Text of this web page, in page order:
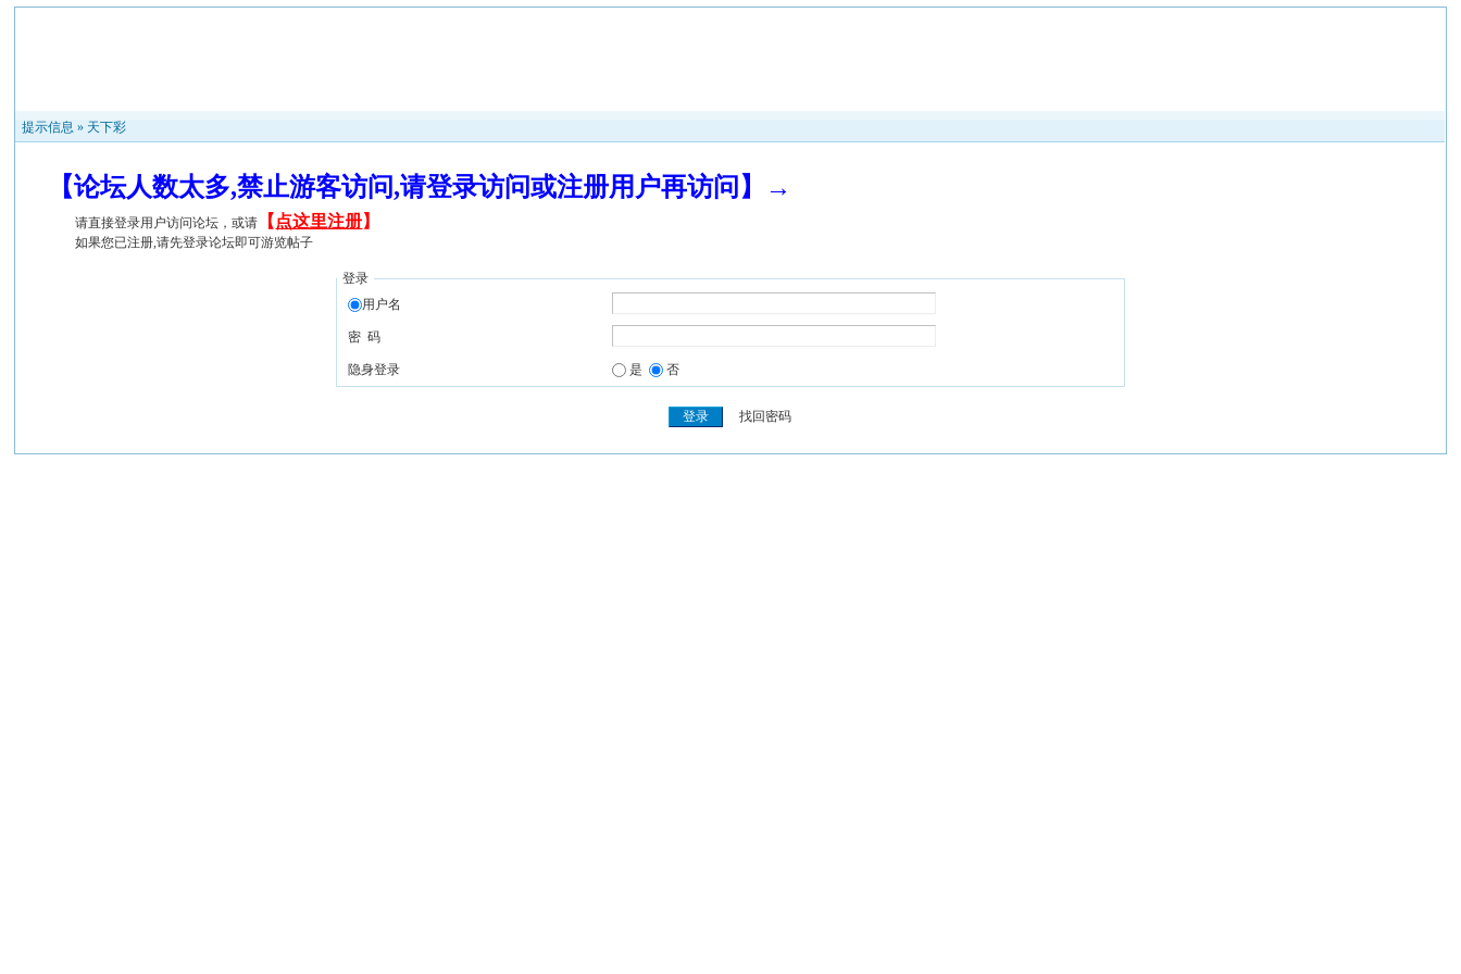
提示信息 » 天下彩
【论坛人数太多,禁止游客访问,请登录访问或注册用户再访问】→
请直接登录用户访问论坛，或请 【 点这里注册】
如果您已注册,请先登录论坛即可游览帖子
登录
用户名
密 码
隐身登录 是 否
找回密码